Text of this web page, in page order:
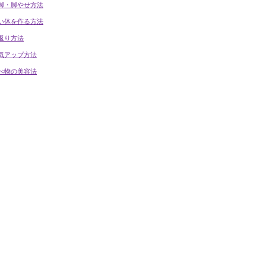
・脚やせ方法
体を作る方法
り方法
アップ方法
物の美容法